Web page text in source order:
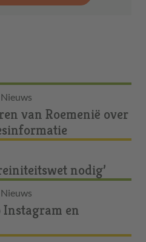
Nieuws
van Roemenië over
nodig’
Nieuws
Instagram en